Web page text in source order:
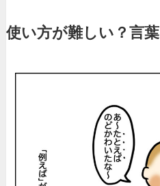
使い方が難しい？言葉